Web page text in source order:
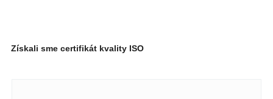
Získali sme certifikát kvality ISO